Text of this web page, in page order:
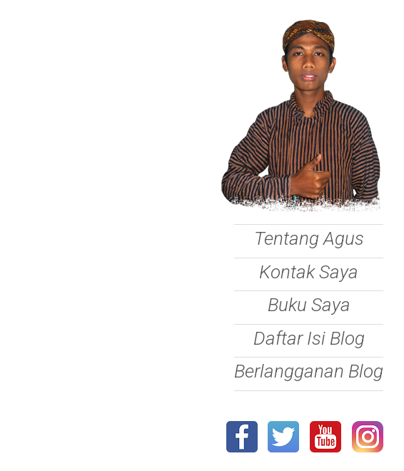
Tentang Agus
Kontak Saya
Buku Saya
Daftar Isi Blog
Berlangganan Blog